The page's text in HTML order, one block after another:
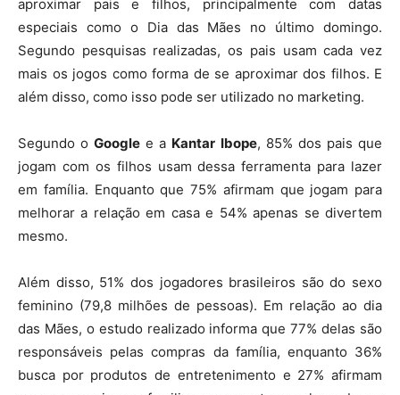
aproximar pais e filhos, principalmente com datas
especiais como o Dia das Mães no último domingo.
Segundo pesquisas realizadas, os pais usam cada vez
mais os jogos como forma de se aproximar dos filhos. E
além disso, como isso pode ser utilizado no marketing.
Segundo o Google e a Kantar Ibope, 85% dos pais que
jogam com os filhos usam dessa ferramenta para lazer
em família. Enquanto que 75% afirmam que jogam para
melhorar a relação em casa e 54% apenas se divertem
mesmo.
Além disso, 51% dos jogadores brasileiros são do sexo
feminino (79,8 milhões de pessoas). Em relação ao dia
das Mães, o estudo realizado informa que 77% delas são
responsáveis pelas compras da família, enquanto 36%
busca por produtos de entretenimento e 27% afirmam